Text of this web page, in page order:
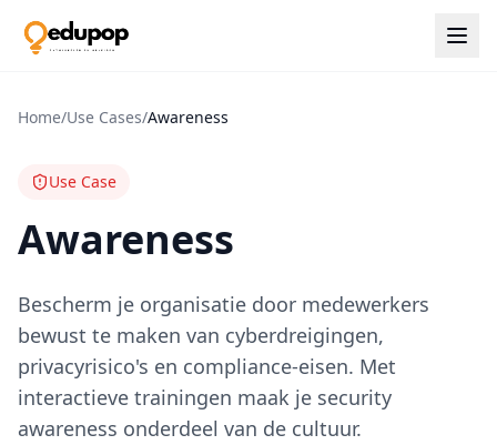
Home/Use Cases/Awareness
Use Case
Awareness
Bescherm je organisatie door medewerkers
bewust te maken van cyberdreigingen,
privacyrisico's en compliance-eisen. Met
interactieve trainingen maak je security
awareness onderdeel van de cultuur.